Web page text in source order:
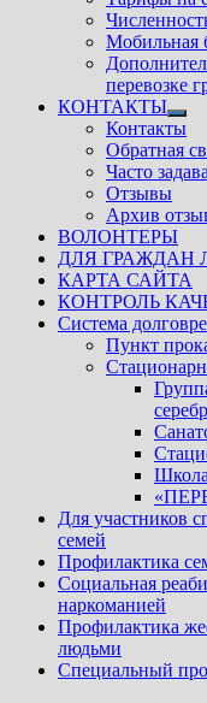
Мобильная
перевозке
КОНТАКТЫ
Контакты
Обратная
Часто
Отзывы
Архив
ВОЛОНТЕРЫ
ДЛЯ ГРАЖДАН
КАРТА САЙТА
КОНТРОЛЬ
Система
Пункт
Для участников
семей
Профилактика
Социальная
наркоманией
Профилактика
людьми
Специальный